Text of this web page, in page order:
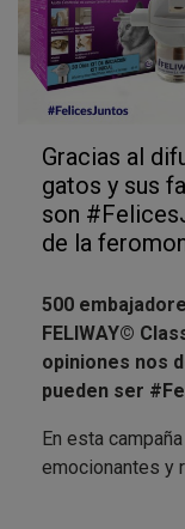
Gracias al
gatos y sus
son
de la
500
FELIWAY©
opiniones nos
pueden ser
En esta
emocionantes y